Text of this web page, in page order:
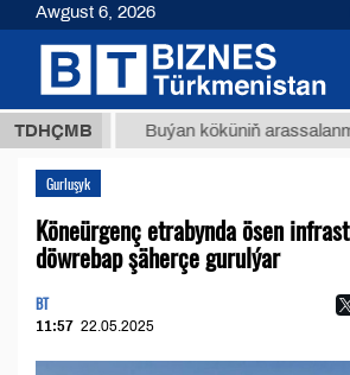
TDHÇMBBuýan köküniň arassalanmadyk
Gurluşyk
Köneürgenç etrabynda ösen
döwrebap şäherçe gurulýar
BT
11:57 22.05.2025
Awgust 6, 2026